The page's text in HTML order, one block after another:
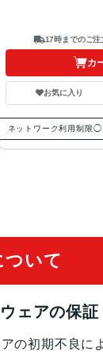
17時までのご
カ
お気に入り
ネットワーク利用制限◯
ついて
ェアの保証
の初期不良に